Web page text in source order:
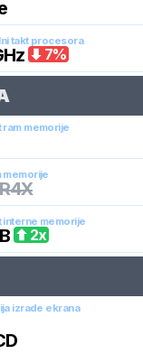
takt procesora
7%
memorije
memorije
interne memorije
2x
izrade ekrana